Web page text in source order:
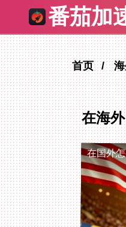
番茄加
首页
在海
在国外